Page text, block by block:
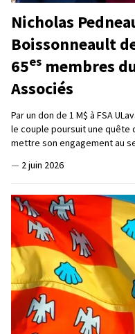
Nicholas
Boissonneault
65es membres
Associés
Par un don de 1 M$ à FSA
le couple poursuit une quête
mettre son engagement au
— 2 juin 2026